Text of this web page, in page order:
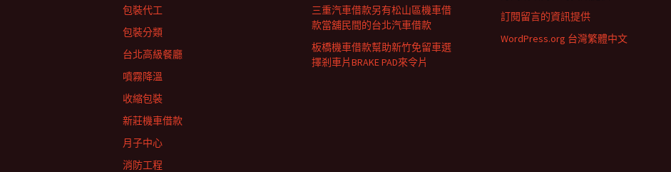
三重汽車借款另有松山區機車借
款當舖民間的台北汽車借款
板橋機車借款幫助新竹免留車選
擇剎車片BRAKE PAD來令片
包裝代工
包裝分類
台北高級餐廳
噴霧降溫
收縮包裝
新莊機車借款
月子中心
消防工程
訂閱留言的資訊提供
WordPress.org 台灣繁體中文